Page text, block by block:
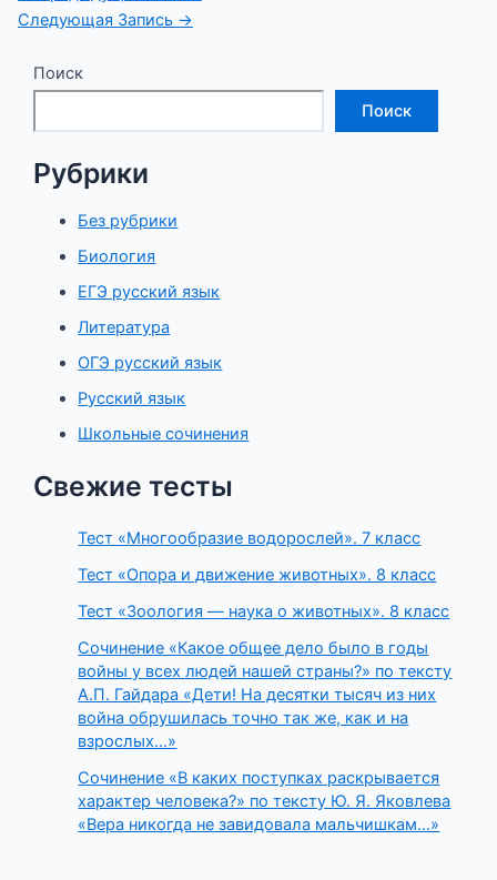
по
Следующая Запись →
Поиск
Поиск
Рубрики
Без рубрики
Биология
ЕГЭ русский язык
Литература
ОГЭ русский язык
Русский язык
Школьные сочинения
Свежие тесты
Тест «Многообразие водорослей». 7 класс
Тест «Опора и движение животных». 8 класс
Тест «Зоология — наука о животных». 8 класс
Сочинение «Какое общее дело было в годы
войны у всех людей нашей страны?» по тексту
А.П. Гайдара «Дети! На десятки тысяч из них
война обрушилась точно так же, как и на
взрослых…»
Сочинение «В каких поступках раскрывается
характер человека?» по тексту Ю. Я. Яковлева
«Вера никогда не завидовала мальчишкам…»